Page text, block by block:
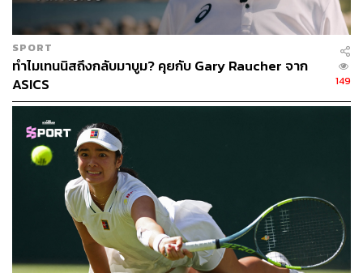
SPORT
ทำไมเทนนิสถึงกลับมาบูม? คุยกับ Gary Raucher จาก
ASICS
149